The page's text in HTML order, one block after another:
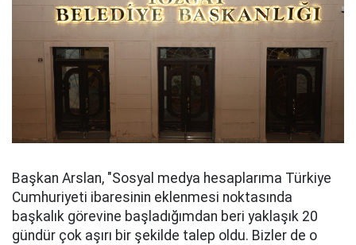
Başkan Arslan, "Sosyal medya hesaplarıma Türkiye
Cumhuriyeti ibaresinin eklenmesi noktasında
başkalık görevine başladığımdan beri yaklaşık 20
gündür çok aşırı bir şekilde talep oldu. Bizler de o